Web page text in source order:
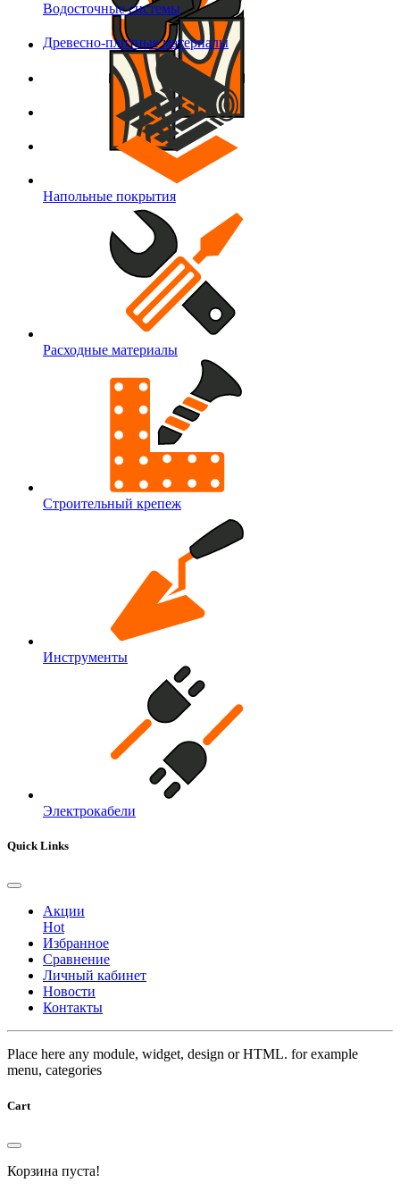
Водосточные системы
Древесно-плитные материалы
Напольные покрытия
Расходные материалы
Строительный крепеж
Инструменты
Электрокабели
Quick Links
Акции
Hot
Избранное
Сравнение
Личный кабинет
Новости
Контакты
Place here any module, widget, design or HTML. for example
menu, categories
Cart
Корзина пуста!